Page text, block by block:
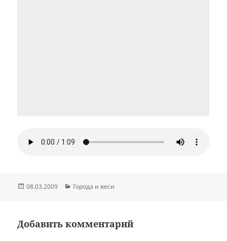
Опубликовано
08.03.2009 Рубрики
Города и веси
Добавить комментарий